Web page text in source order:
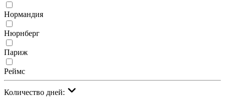
Нормандия
Нюрнберг
Париж
Реймс
Количество дней: